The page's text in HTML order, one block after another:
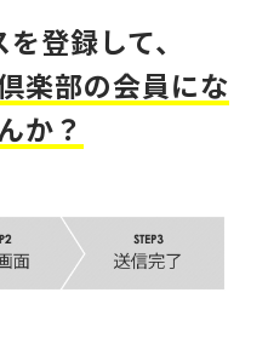
登録して、
楽部の会員にな
か？